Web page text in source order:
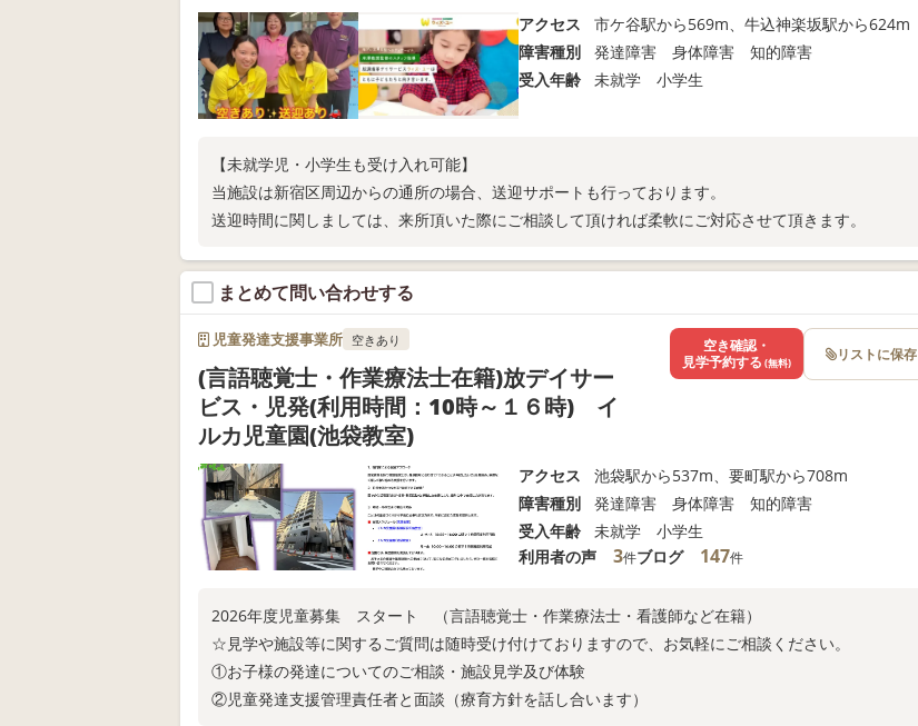
アクセス
市ケ谷駅から569m、牛込神楽坂駅から624m
障害種別
発達障害 身体障害 知的障害
受入年齢
未就学 小学生
【未就学児・小学生も受け入れ可能】
当施設は新宿区周辺からの通所の場合、送迎サポートも行っております。
送迎時間に関しましては、来所頂いた際にご相談して頂ければ柔軟にご対応させて頂きます。
まとめて問い合わせする
児童発達支援事業所 空きあり
(言語聴覚士・作業療法士在籍)放デイサー
ビス・児発(利用時間：10時～１６時) イ
ルカ児童園(池袋教室)
アクセス
池袋駅から537m、要町駅から708m
障害種別
発達障害 身体障害 知的障害
受入年齢
未就学 小学生
利用者の声
3件ブログ 147件
2026年度児童募集 スタート （言語聴覚士・作業療法士・看護師など在籍）
☆見学や施設等に関するご質問は随時受け付けておりますので、お気軽にご相談ください。
①お子様の発達についてのご相談・施設見学及び体験
②児童発達支援管理責任者と面談（療育方針を話し合います）
空き確認・
見学予約する (無料) リストに保存